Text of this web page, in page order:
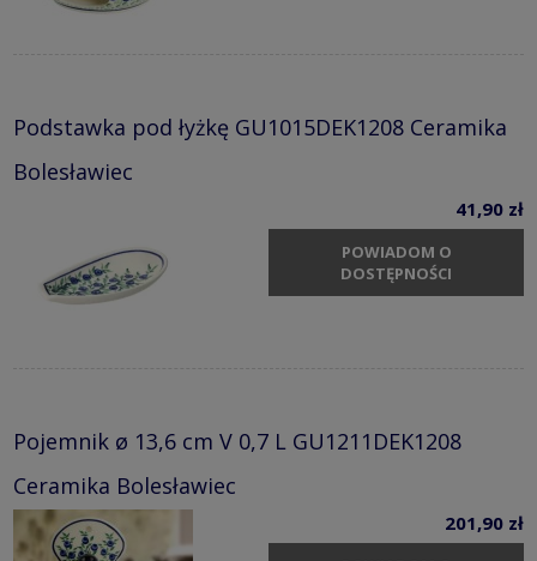
Podstawka pod łyżkę GU1015DEK1208 Ceramika
Bolesławiec
41,90 zł
POWIADOM O
DOSTĘPNOŚCI
Pojemnik ø 13,6 cm V 0,7 L GU1211DEK1208
Ceramika Bolesławiec
201,90 zł